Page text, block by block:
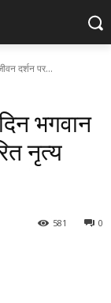
दर्शन पर...
भगवान
नृत्य
0
581